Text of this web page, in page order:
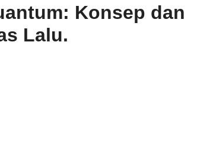
Konsep dan
Lalu.